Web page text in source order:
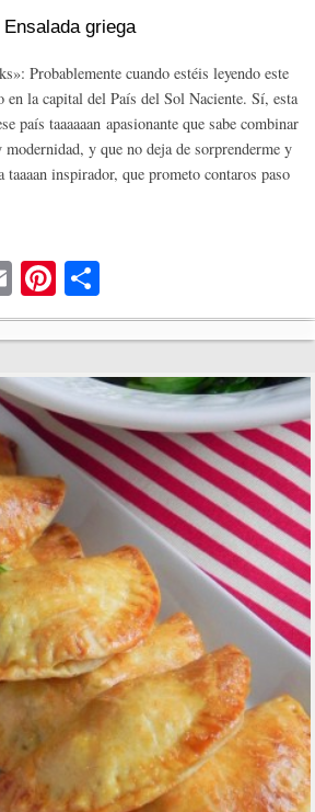
Ensalada griega
Probablemente cuando estéis leyendo este
en la capital del País del Sol Naciente. Sí, esta
país taaaaaan apasionante que sabe combinar
y que no deja de sorprenderme y
inspirador, que prometo contaros paso
E
m
ail
Pi
nt
er
es
t
o
m
pa
rti
r